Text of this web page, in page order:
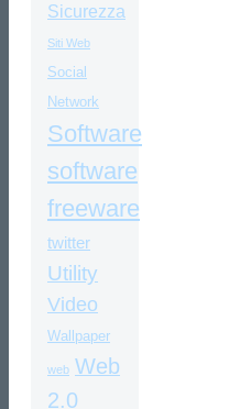
Sicurezza
Siti Web
Social
Network
Software
software
freeware
twitter
Utility
Video
Wallpaper
web Web
2.0